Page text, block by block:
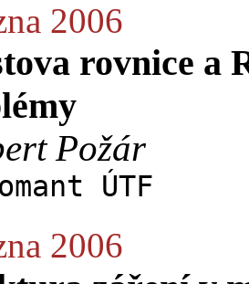
2006
rovnice a
Požár
ÚTF
2006